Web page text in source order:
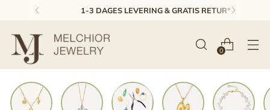
1-3 DAGES LEVERING & GRATIS RETUR*
0